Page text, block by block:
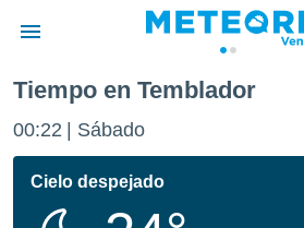
Tiempo en Temblador
00:22 Sábado
Cielo despejado